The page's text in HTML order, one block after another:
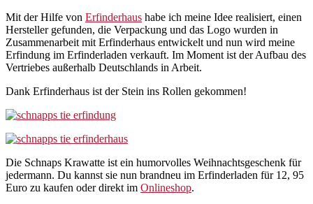
Mit der Hilfe von Erfinderhaus habe ich meine Idee realisiert, einen
Hersteller gefunden, die Verpackung und das Logo wurden in
Zusammenarbeit mit Erfinderhaus entwickelt und nun wird meine
Erfindung im Erfinderladen verkauft. Im Moment ist der Aufbau des
Vertriebes außerhalb Deutschlands in Arbeit.
Dank Erfinderhaus ist der Stein ins Rollen gekommen!
Die Schnaps Krawatte ist ein humorvolles Weihnachtsgeschenk für
jedermann. Du kannst sie nun brandneu im Erfinderladen für 12, 95
Euro zu kaufen oder direkt im Onlineshop.